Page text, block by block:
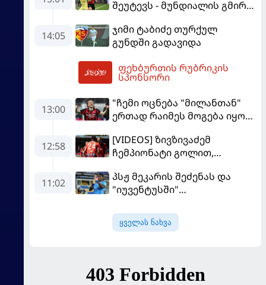
შეუტევს - მუნდიალის გმირი
გახდება
14:05
ჯიმი ტაბიძე თურქულ
გუნდში გადავიდა
ფეხბურთის რუბრიკის
სპონსორი
13:00
"ჩემი ოცნება "მილანთან"
ერთად რაიმეს მოგება იყო" -
თავის მისიაზე ისაუბრა
12:58
[VIDEOS] ზივზივაძემ
ჩემპიონატი გოლით,
გამარჯვებით დაიწყო
11:02
პსჟ მეკარის შეძენას და
"იუვენტუსში"
ყველას ნახვა